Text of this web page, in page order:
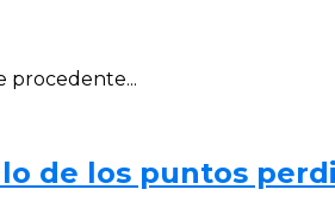
procedente...
de los puntos